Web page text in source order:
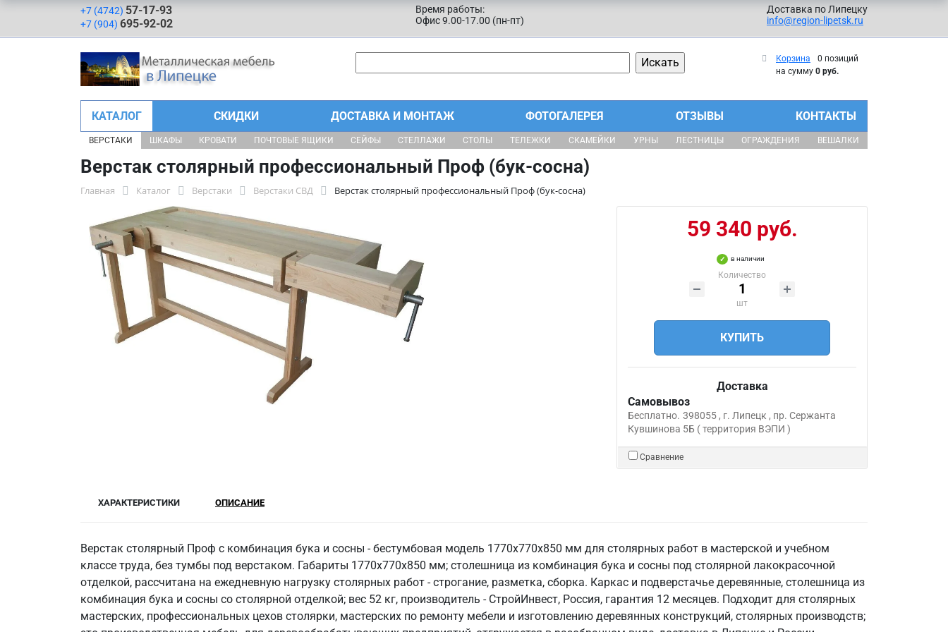
+7 (4742) 57-17-93
+7 (904) 695-92-02
Время работы:
Офис 9.00-17.00 (пн-пт)
Доставка по Липецку
info@region-lipetsk.ru
Корзина
0 позиций
на сумму 0 руб.
КАТАЛОГ СКИДКИ ДОСТАВКА И МОНТАЖ ФОТОГАЛЕРЕЯ ОТЗЫВЫ КОНТАКТЫ
ВЕРСТАКИ ШКАФЫ КРОВАТИ ПОЧТОВЫЕ ЯЩИКИ СЕЙФЫ СТЕЛЛАЖИ СТОЛЫ ТЕЛЕЖКИ СКАМЕЙКИ УРНЫ ЛЕСТНИЦЫ ОГРАЖДЕНИЯ ВЕШАЛКИ
Верстак столярный профессиональный Проф (бук-сосна)
Главная Каталог Верстаки Верстаки СВД Верстак столярный профессиональный Проф (бук-сосна)
59 340 руб.
в наличии
Количество
шт
КУПИТЬ
Доставка
Самовывоз
Бесплатно. 398055 , г. Липецк , пр. Сержанта
Кувшинова 5Б ( территория ВЭПИ )
Сравнение
ХАРАКТЕРИСТИКИ ОПИСАНИЕ
Верстак столярный Проф с комбинация бука и сосны - бестумбовая модель 1770х770х850 мм для столярных работ в мастерской и учебном
классе труда, без тумбы под верстаком. Габариты 1770х770х850 мм; столешница из комбинация бука и сосны под столярной лакокрасочной
отделкой, рассчитана на ежедневную нагрузку столярных работ - строгание, разметка, сборка. Каркас и подверстачье деревянные, столешница из
комбинация бука и сосны со столярной отделкой; вес 52 кг, производитель - СтройИнвест, Россия, гарантия 12 месяцев. Подходит для столярных
мастерских, профессиональных цехов столярки, мастерских по ремонту мебели и изготовлению деревянных конструкций, столярных производств;